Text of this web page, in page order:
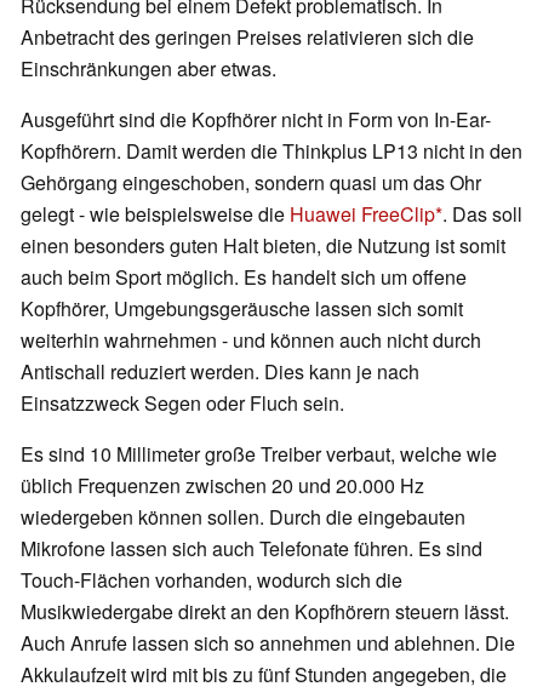
Anbetracht des geringen Preises relativieren sich die
Einschränkungen aber etwas.
Ausgeführt sind die Kopfhörer nicht in Form von In-Ear-
Kopfhörern. Damit werden die Thinkplus LP13 nicht in den
Gehörgang eingeschoben, sondern quasi um das Ohr
gelegt - wie beispielsweise die Huawei FreeClip . Das soll
einen besonders guten Halt bieten, die Nutzung ist somit
auch beim Sport möglich. Es handelt sich um offene
Kopfhörer, Umgebungsgeräusche lassen sich somit
weiterhin wahrnehmen - und können auch nicht durch
Antischall reduziert werden. Dies kann je nach
Einsatzzweck Segen oder Fluch sein.
Es sind 10 Millimeter große Treiber verbaut, welche wie
üblich Frequenzen zwischen 20 und 20.000 Hz
wiedergeben können sollen. Durch die eingebauten
Mikrofone lassen sich auch Telefonate führen. Es sind
Touch-Flächen vorhanden, wodurch sich die
Musikwiedergabe direkt an den Kopfhörern steuern lässt.
Auch Anrufe lassen sich so annehmen und ablehnen. Die
Akkulaufzeit wird mit bis zu fünf Stunden angegeben, die